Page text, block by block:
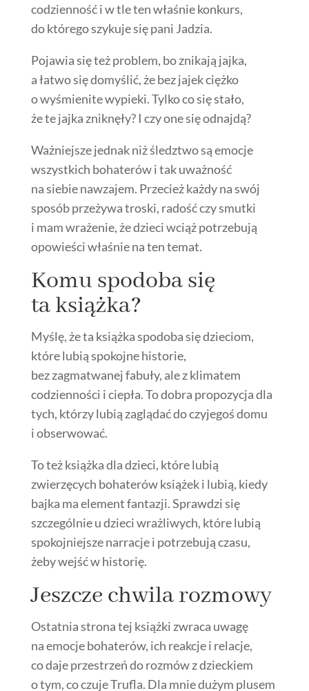
codzienność i w tle ten właśnie konkurs,
do którego szykuje się pani Jadzia.
Pojawia się też problem, bo znikają jajka,
a łatwo się domyślić, że bez jajek ciężko
o wyśmienite wypieki. Tylko co się stało,
że te jajka zniknęły? I czy one się odnajdą?
Ważniejsze jednak niż śledztwo są emocje
wszystkich bohaterów i tak uważność
na siebie nawzajem. Przecież każdy na swój
sposób przeżywa troski, radość czy smutki
i mam wrażenie, że dzieci wciąż potrzebują
opowieści właśnie na ten temat.
Komu spodoba się
ta książka?
Myślę, że ta książka spodoba się dzieciom,
które lubią spokojne historie,
bez zagmatwanej fabuły, ale z klimatem
codzienności i ciepła. To dobra propozycja dla
tych, którzy lubią zaglądać do czyjegoś domu
i obserwować.
To też książka dla dzieci, które lubią
zwierzęcych bohaterów książek i lubią, kiedy
bajka ma element fantazji. Sprawdzi się
szczególnie u dzieci wrażliwych, które lubią
spokojniejsze narracje i potrzebują czasu,
żeby wejść w historię.
Jeszcze chwila rozmowy
Ostatnia strona tej książki zwraca uwagę
na emocje bohaterów, ich reakcje i relacje,
co daje przestrzeń do rozmów z dzieckiem
o tym, co czuje Trufla. Dla mnie dużym plusem